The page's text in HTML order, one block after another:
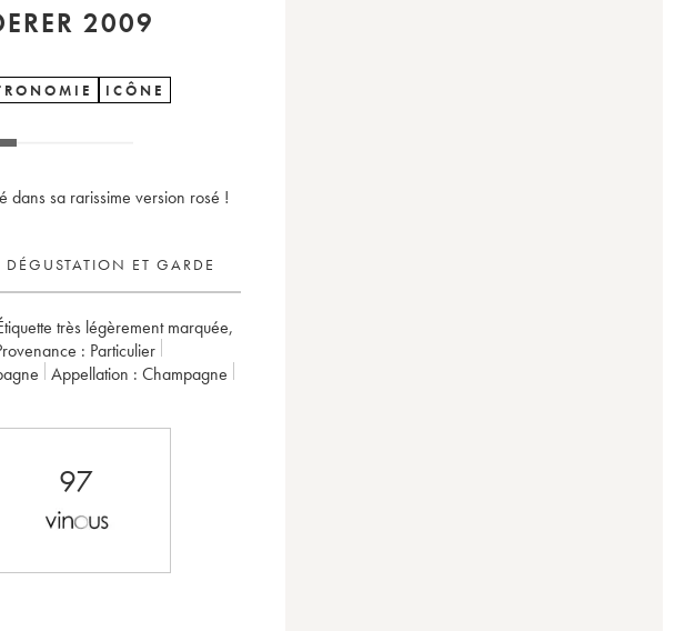
2009
ICÔNE
dans sa rarissime version rosé !
DÉGUSTATION ET GARDE
très légèrement marquée,
Provenance : particulier
Appellation :
Champagne
97